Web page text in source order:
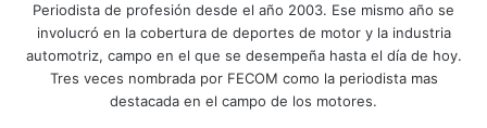
Periodista de profesión desde el año 2003. Ese mismo año se
involucró en la cobertura de deportes de motor y la industria
automotriz, campo en el que se desempeña hasta el día de hoy.
Tres veces nombrada por FECOM como la periodista mas
destacada en el campo de los motores.